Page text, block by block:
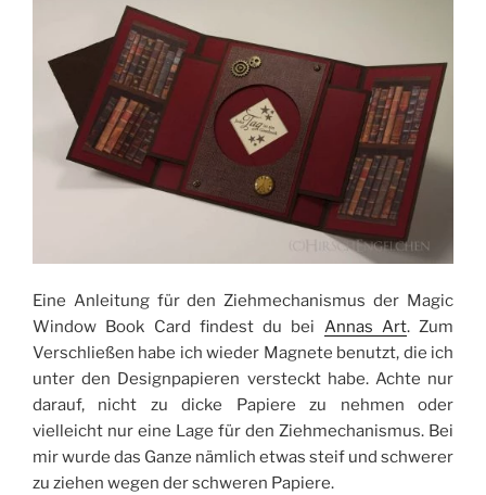
Eine Anleitung für den Ziehmechanismus der Magic
Window Book Card findest du bei Annas Art. Zum
Verschließen habe ich wieder Magnete benutzt, die ich
unter den Designpapieren versteckt habe. Achte nur
darauf, nicht zu dicke Papiere zu nehmen oder
vielleicht nur eine Lage für den Ziehmechanismus. Bei
mir wurde das Ganze nämlich etwas steif und schwerer
zu ziehen wegen der schweren Papiere.